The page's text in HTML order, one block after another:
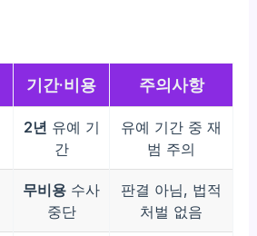
기간·비용 주의사항
2년 유예 기
간
유예 기간 중 재
범 주의
무비용 수사
중단
판결 아님, 법적
처벌 없음